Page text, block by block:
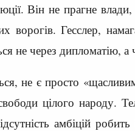
Він не прагне
ворогів. Гесслер,
не через
не є просто
цілого народу.
амбіцій